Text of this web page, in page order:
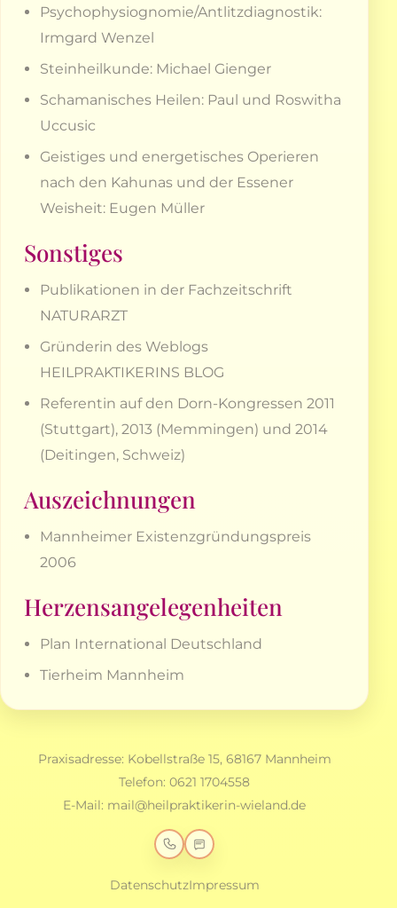
Psychophysiognomie/Antlitzdiagnostik:
Irmgard Wenzel
Steinheilkunde: Michael Gienger
Schamanisches Heilen: Paul und Roswitha
Uccusic
Geistiges und energetisches Operieren
nach den Kahunas und der Essener
Weisheit: Eugen Müller
Sonstiges
Publikationen in der Fachzeitschrift
NATURARZT
Gründerin des Weblogs
HEILPRAKTIKERINS BLOG
Referentin auf den Dorn-Kongressen 2011
(Stuttgart), 2013 (Memmingen) und 2014
(Deitingen, Schweiz)
Auszeichnungen
Mannheimer Existenzgründungspreis
2006
Herzensangelegenheiten
Plan International Deutschland
Tierheim Mannheim
Praxisadresse: Kobellstraße 15, 68167 Mannheim
Telefon: 0621 1704558
E-Mail: mail@heilpraktikerin-wieland.de
DatenschutzImpressum